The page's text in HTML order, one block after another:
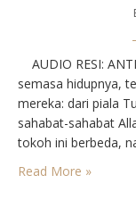
AUDIO RESI:
semasa hidupnya,
mereka: dari piala
sahabat-sahabat
tokoh ini berbeda,
jawab mengisi
Read More »